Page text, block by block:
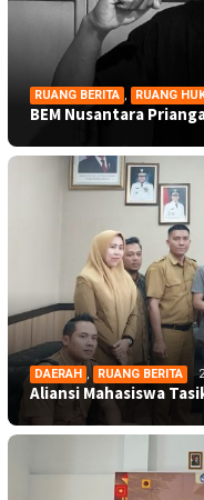
RUANG BERITA , RUANG
BEM Nusantara
DAERAH , RUANG BERITA
Aliansi Mahasiswa